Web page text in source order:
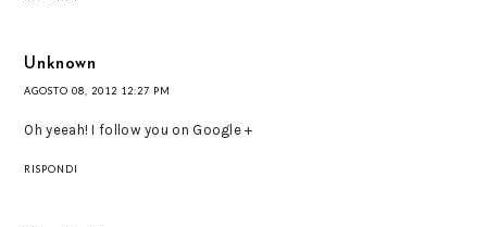
Unknown
AGOSTO 08, 2012 12:27 PM
Oh yeeah! I follow you on Google +
RISPONDI